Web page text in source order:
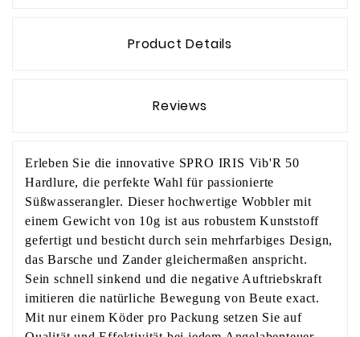
Product Details
Reviews
Erleben Sie die innovative SPRO IRIS Vib'R 50
Hardlure, die perfekte Wahl für passionierte
Süßwasserangler. Dieser hochwertige Wobbler mit
einem Gewicht von 10g ist aus robustem Kunststoff
gefertigt und besticht durch sein mehrfarbiges Design,
das Barsche und Zander gleichermaßen anspricht.
Sein schnell sinkend und die negative Auftriebskraft
imitieren die natürliche Bewegung von Beute exact.
Mit nur einem Köder pro Packung setzen Sie auf